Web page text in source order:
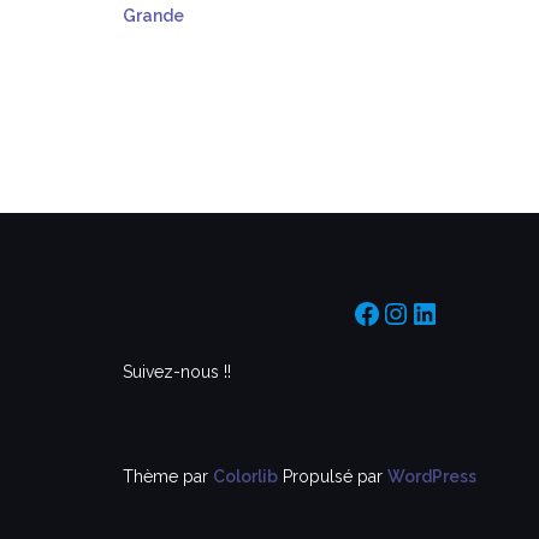
Grande
https://
https://
https://
Suivez-nous !!
Thème par Colorlib Propulsé par WordPress